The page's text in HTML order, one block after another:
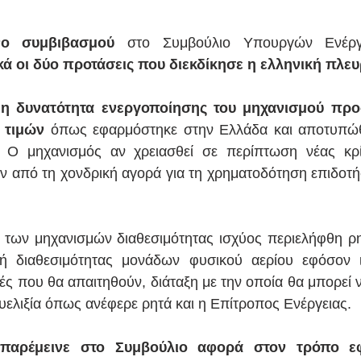
συμβιβασμού
οι δύο προτάσεις που διεκδίκησε η ελληνική
δυνατότητα ενεργοποίησης του μηχανισμού
όπως εφαρμόστηκε στην Ελλάδα και
μηχανισμός αν χρειασθεί σε περίπτωση νέας
τη χονδρική αγορά για τη χρηματοδότηση
μηχανισμών διαθεσιμότητας ισχύος περιελήφθη
διαθεσιμότητας μονάδων φυσικού αερίου εφόσον
που θα απαιτηθούν, διάταξη με την οποία θα μπορεί
όπως ανέφερε ρητά και η Επίτροπος Ενέργειας.
στο Συμβούλιο αφορά στον τρόπο